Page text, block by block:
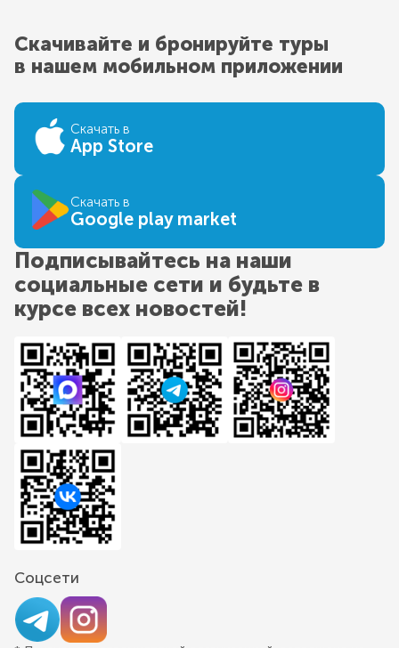
Скачивайте и бронируйте туры
в нашем мобильном приложении
Скачать в
App Store
Скачать в
Google play market
Подписывайтесь на наши
социальные сети и будьте в
курсе всех новостей!
Соцсети